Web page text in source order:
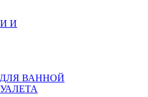
И
ВАННОЙ